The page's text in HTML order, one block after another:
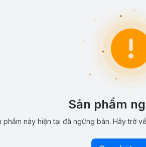
Sản phẩm
phẩm này hiện tại đã ngừng bán. Hãy trở